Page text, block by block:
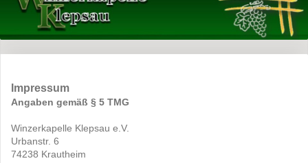
Impressum
Angaben gemäß § 5 TMG
Winzerkapelle Klepsau e.V.
Urbanstr. 6
74238 Krautheim